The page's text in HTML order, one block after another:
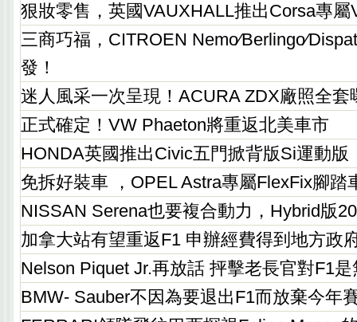
狠妝零售，英國VAUXHALL推出Corsa專屬
三商巧福，CITROEN
發！
迷人風采一次呈現！ACURA ZDX廠照全套
正式確定！VW Phaeton將重返北美車市
HONDA英國推出Civic五門掀背版Si運動版
免拆好裝車 ，OPEL Astra專屬FlexFix腳踏
NISSAN Serena也要複合動力，Hybrid版
加拿大站有望重返F1 申辦經費得到地方政
Nelson Piquet Jr.再放話 抨擊老長官對F1是
BMW- Sauber不因為要退出F1而放棄今年